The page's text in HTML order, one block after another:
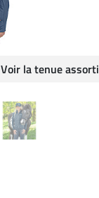
Voir la tenue